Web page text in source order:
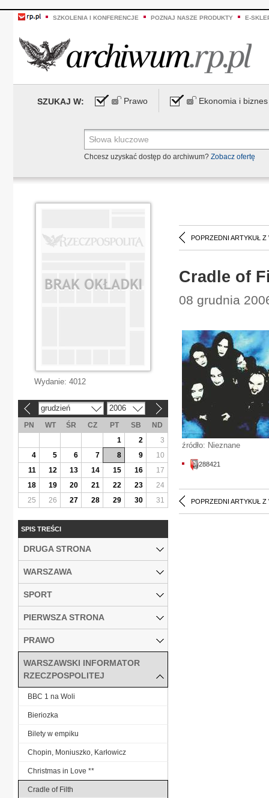
SZKOLENIA I KONFERENCJE POZNAJ NASZE PRODUKTY E-
SZUKAJ W: Prawo Ekonomia i biznes
Chcesz uzyskać dostęp do archiwum? Zobacz ofertę
POPRZEDNI ARTYKUŁ Z
Cradle of
08 grudnia
źródło: Nieznane
288421
POPRZEDNI ARTYKUŁ Z
Wydanie: 4012
grudzień 2006
PN WT ŚR CZ PT SB
ND
1
2
3
4
5 6 7 8 9
10
11
12 13 14 15 16
17
18
19 20 21 22 23
24
25
26 27 28 29 30 31
SPIS TREŚCI
DRUGA STRONA
WARSZAWA
SPORT
PIERWSZA STRONA
PRAWO
WARSZAWSKI INFORMATOR
RZECZPOSPOLITEJ
BBC 1 na Woli
Bieriozka
Bilety w empiku
Chopin, Moniuszko, Karłowicz
Christmas in Love **
Cradle of Filth